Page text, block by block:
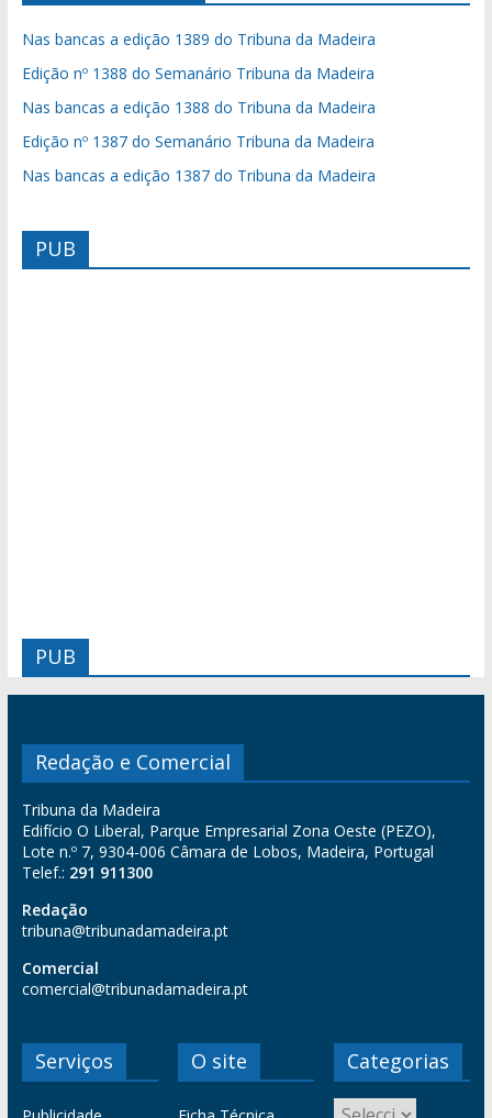
Nas bancas a edição 1389 do Tribuna da Madeira
Edição nº 1388 do Semanário Tribuna da Madeira
Nas bancas a edição 1388 do Tribuna da Madeira
Edição nº 1387 do Semanário Tribuna da Madeira
Nas bancas a edição 1387 do Tribuna da Madeira
PUB
PUB
Redação e Comercial
Tribuna da Madeira
Edifício O Liberal, Parque Empresarial Zona Oeste (PEZO),
Lote n.º 7, 9304-006 Câmara de Lobos, Madeira, Portugal
Telef.: 291 911300
Redação
tribuna@tribunadamadeira.pt
Comercial
comercial@tribunadamadeira.pt
Serviços O site Categorias